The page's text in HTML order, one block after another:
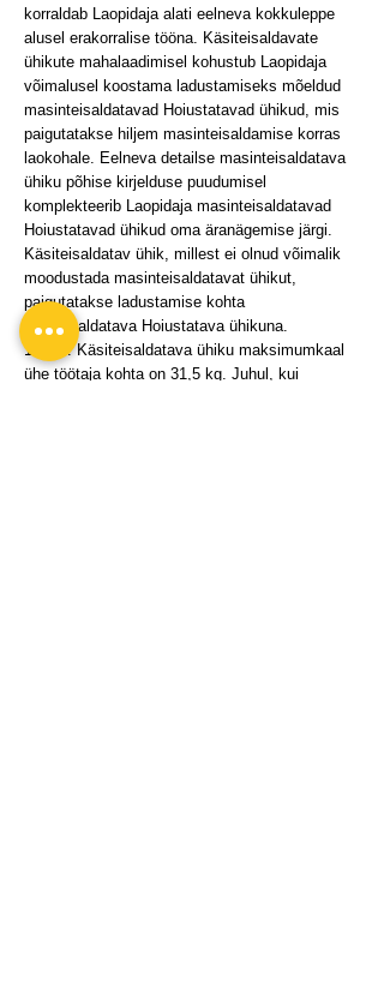
korraldab Laopidaja alati eelneva kokkuleppe
alusel erakorralise tööna. Käsiteisaldavate
ühikute mahalaadimisel kohustub Laopidaja
võimalusel koostama ladustamiseks mõeldud
masinteisaldatavad Hoiustatavad ühikud, mis
paigutatakse hiljem masinteisaldamise korras
laokohale. Eelneva detailse masinteisaldatava
ühiku põhise kirjelduse puudumisel
komplekteerib Laopidaja masinteisaldatavad
Hoiustatavad ühikud oma äranägemise järgi.
Käsiteisaldatav ühik, millest ei olnud võimalik
moodustada masinteisaldatavat ühikut,
paigutatakse ladustamise kohta
käsiteisaldatava Hoiustatava ühikuna.
16.2.5. Käsiteisaldatava ühiku maksimumkaal
ühe töötaja kohta on 31,5 kg. Juhul, kui